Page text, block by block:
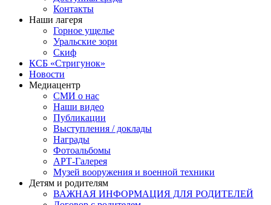
Контакты
Наши лагеря
Горное ущелье
Уральские зори
Скиф
КСБ «Стригунок»
Новости
Медиацентр
СМИ о нас
Наши видео
Публикации
Выступления / доклады
Награды
Фотоальбомы
АРТ-Галерея
Музей вооружения и военной техники
Детям и родителям
ВАЖНАЯ ИНФОРМАЦИЯ ДЛЯ РОДИТЕЛЕЙ